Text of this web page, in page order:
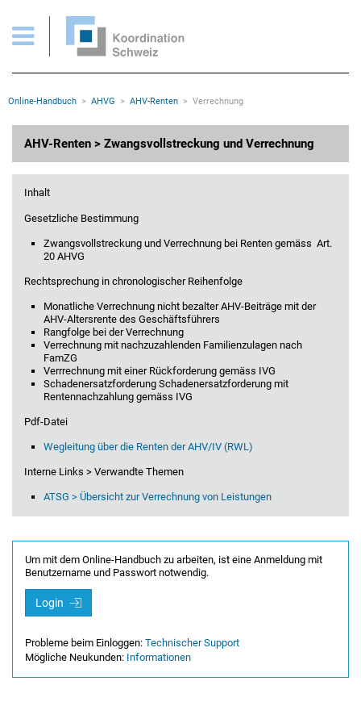
Wichtige Seiten
Home
Inhalt
Sitemap
Rootline Navigation
Online-Handbuch AHVG AHV-Renten Verrechnung
AHV-Renten > Zwangsvollstreckung und Verrechnung
Inhalt
Gesetzliche Bestimmung
Zwangsvollstreckung und Verrechnung bei Renten gemäss Art.
20 AHVG
Rechtsprechung in chronologischer Reihenfolge
Monatliche Verrechnung nicht bezalter AHV-Beiträge mit der
AHV-Altersrente des Geschäftsführers
Rangfolge bei der Verrechnung
Verrechnung mit nachzuzahlenden Familienzulagen nach
FamZG
Verrrechnung mit einer Rückforderung gemäss IVG
Schadenersatzforderung Schadenersatzforderung mit
Rentennachzahlung gemäss IVG
Pdf-Datei
Wegleitung über die Renten der AHV/IV (RWL)
Interne Links > Verwandte Themen
ATSG > Übersicht zur Verrechnung von Leistungen
Um mit dem Online-Handbuch zu arbeiten, ist eine Anmeldung mit
Benutzername und Passwort notwendig.
Login
Probleme beim Einloggen: Technischer Support
Mögliche Neukunden: Informationen